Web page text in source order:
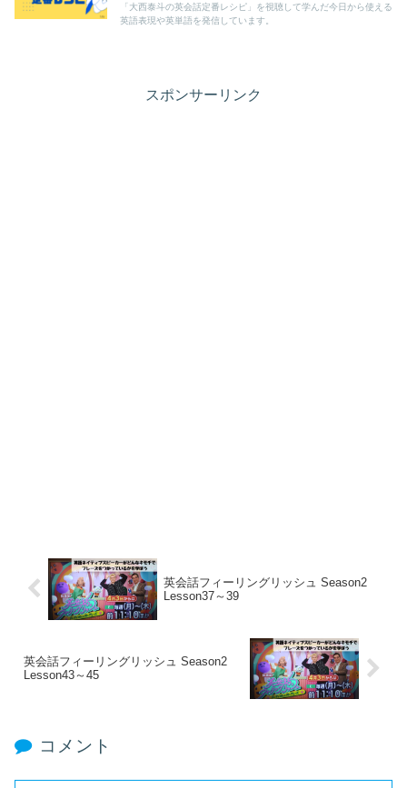
「大西泰斗の英会話定番レシピ」を視聴して学んだ今日から使える
英語表現や英単語を発信しています。
スポンサーリンク
英会話フィーリングリッシュ Season2
Lesson37～39
英会話フィーリングリッシュ Season2
Lesson43～45
コメント